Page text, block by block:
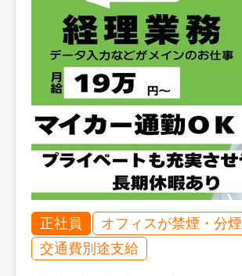
正社員 オフィスが禁煙・分煙
交通費別途支給